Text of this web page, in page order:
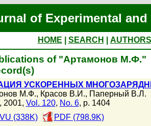
of Experimental
HOME SEARCH AUTHORS
of "Артамонов М.Ф."
УСКОРЕННЫХ
М.Ф., Красов В.И., Паперный В.Л.
2001, Vol. 120, No. 6, p. 1404
(338K)
PDF (798.9K)